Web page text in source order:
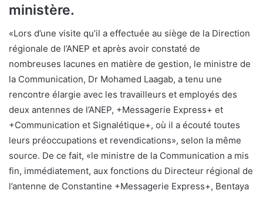
ministère.
«Lors d’une visite qu’il a effectuée au siège de la Direction
régionale de l’ANEP et après avoir constaté de
nombreuses lacunes en matière de gestion, le ministre de
la Communication, Dr Mohamed Laagab, a tenu une
rencontre élargie avec les travailleurs et employés des
deux antennes de l’ANEP, +Messagerie Express+ et
+Communication et Signalétique+, où il a écouté toutes
leurs préoccupations et revendications», selon la même
source. De ce fait, «le ministre de la Communication a mis
fin, immédiatement, aux fonctions du Directeur régional de
l’antenne de Constantine +Messagerie Express+, Bentaya